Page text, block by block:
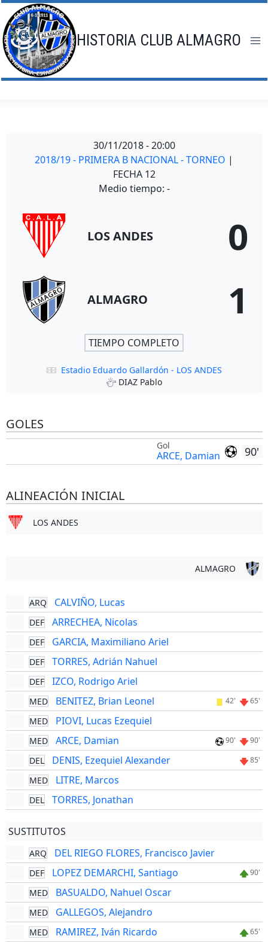
Saltar
al
contenido
HISTORIA CLUB ALMAGRO
30/11/2018 - 20:00
2018/19 - PRIMERA B NACIONAL - TORNEO |
FECHA 12
Medio tiempo: -
LOS ANDES 0
ALMAGRO 1
TIEMPO COMPLETO
Estadio Eduardo Gallardón - LOS ANDES
DIAZ Pablo
GOLES
90'
Gol
ARCE, Damian
ALINEACIÓN INICIAL
LOS ANDES
ALMAGRO
ARQ CALVIÑO, Lucas
DEF ARRECHEA, Nicolas
DEF GARCIA, Maximiliano Ariel
DEF TORRES, Adrián Nahuel
DEF IZCO, Rodrigo Ariel
MED BENITEZ, Brian Leonel 42' 65'
MED PIOVI, Lucas Ezequiel
MED ARCE, Damian 90' 90'
DEL DENIS, Ezequiel Alexander 85'
MED LITRE, Marcos
DEL TORRES, Jonathan
SUSTITUTOS
ARQ DEL RIEGO FLORES, Francisco Javier
DEF LOPEZ DEMARCHI, Santiago 90'
MED BASUALDO, Nahuel Oscar
MED GALLEGOS, Alejandro
MED RAMIREZ, Iván Ricardo 65'